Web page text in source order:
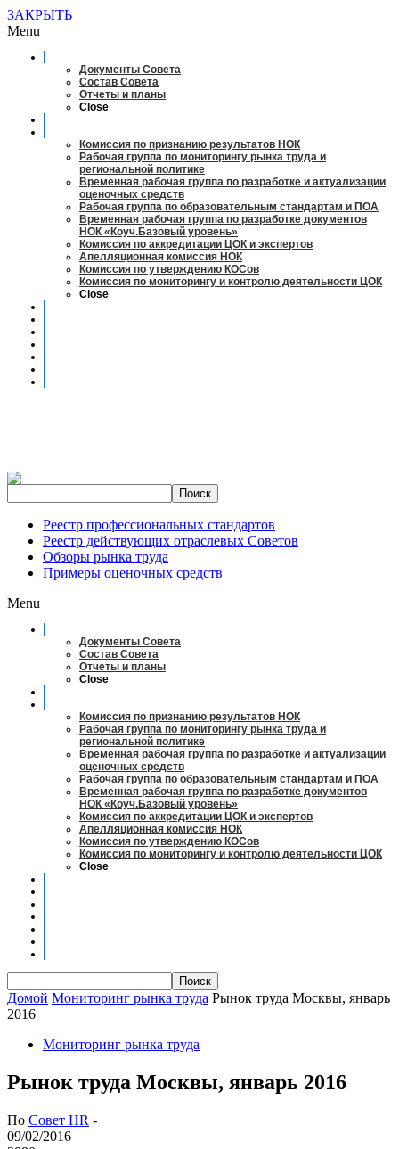
ЗАКРЫТЬ
Menu
Документы Совета
Состав Совета
Отчеты и планы
Close
Комиссия по признанию результатов НОК
Рабочая группа по мониторингу рынка труда и
региональной политике
Временная рабочая группа по разработке и актуализации
оценочных средств
Рабочая группа по образовательным стандартам и ПОА
Временная рабочая группа по разработке документов
НОК «Коуч.Базовый уровень»
Комиссия по аккредитации ЦОК и экспертов
Апелляционная комиссия НОК
Комиссия по утверждению КОСов
Комиссия по мониторингу и контролю деятельности ЦОК
Close
Реестр профессиональных стандартов
Реестр действующих отраслевых Советов
Обзоры рынка труда
Примеры оценочных средств
Menu
Документы Совета
Состав Совета
Отчеты и планы
Close
Комиссия по признанию результатов НОК
Рабочая группа по мониторингу рынка труда и
региональной политике
Временная рабочая группа по разработке и актуализации
оценочных средств
Рабочая группа по образовательным стандартам и ПОА
Временная рабочая группа по разработке документов
НОК «Коуч.Базовый уровень»
Комиссия по аккредитации ЦОК и экспертов
Апелляционная комиссия НОК
Комиссия по утверждению КОСов
Комиссия по мониторингу и контролю деятельности ЦОК
Close
Домой Мониторинг рынка труда Рынок труда Москвы, январь
2016
Мониторинг рынка труда
Рынок труда Москвы, январь 2016
По Совет HR -
09/02/2016